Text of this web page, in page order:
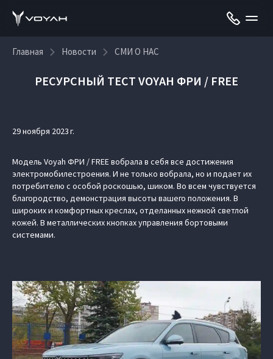
Главная Новости СМИ О НАС
РЕСУРСНЫЙ ТЕСТ VOYAH ФРИ / FREE
29 ноября 2023 г.
Модель Voyah ФРИ / FREE вобрала в себя все достижения
электромобилестроения. И не только вобрала, но и подает их
потребителю с особой роскошью, шиком. Во всем чувствуется
благородство, демонстрация высоты вашего положения. В
широких и комфортных креслах, отделанных нежной светлой
кожей. В металлических кнопках управления бортовыми
системами.